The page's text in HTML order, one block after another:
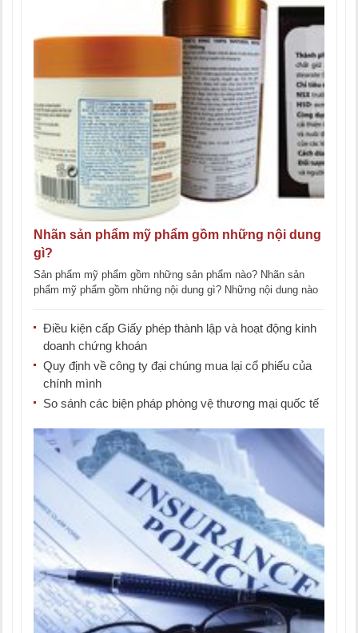
Nhãn sản phẩm mỹ phẩm gồm những nội dung
gì?
Sản phẩm mỹ phẩm gồm những sản phẩm nào? Nhãn sản
phẩm mỹ phẩm gồm những nội dung gì? Những nội dung nào
Điều kiện cấp Giấy phép thành lập và hoạt động kinh
doanh chứng khoán
Quy định về công ty đại chúng mua lại cổ phiếu của
chính mình
So sánh các biện pháp phòng vệ thương mại quốc tế